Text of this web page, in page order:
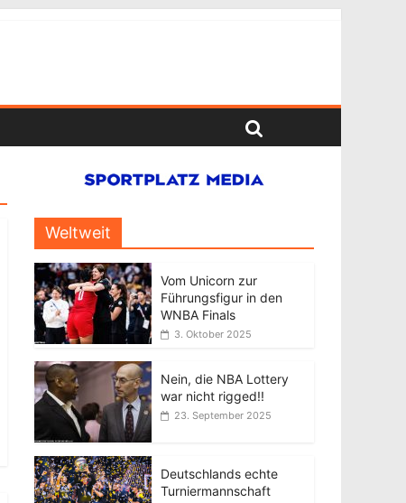
Weltweit
Vom Unicorn zur
Führungsfigur in den
WNBA Finals
3. Oktober 2025
Nein, die NBA Lottery
war nicht rigged!!
23. September 2025
Deutschlands echte
Turniermannschaft